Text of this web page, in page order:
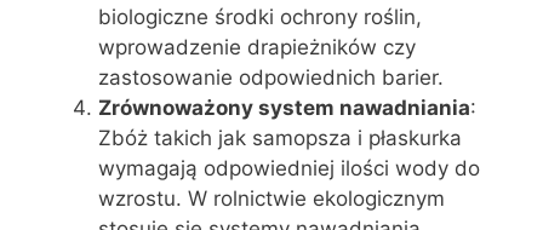
biologiczne środki ochrony roślin,
wprowadzenie drapieżników czy
zastosowanie odpowiednich barier.
Zrównoważony system nawadniania:
Zbóż takich jak samopsza i płaskurka
wymagają odpowiedniej ilości wody do
wzrostu. W rolnictwie ekologicznym